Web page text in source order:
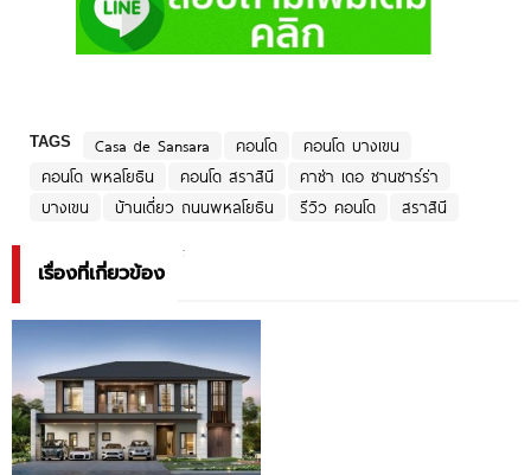
TAGS Casa de Sansara คอนโด
คอนโด บางเขน
คอนโด พหลโยธิน
คอนโด สราสินี
คาซ่า เดอ ซานซาร์ร่า
บางเขน
บ้านเดี่ยว ถนนพหลโยธิน รีวิว คอนโด สราสินี
เรื่องที่เกี่ยวข้อง